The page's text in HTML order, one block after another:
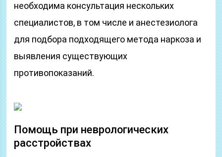
необходима консультация нескольких
специалистов, в том числе и анестезиолога
для подбора подходящего метода наркоза и
выявления существующих
противопоказаний.
Помощь при неврологических
расстройствах